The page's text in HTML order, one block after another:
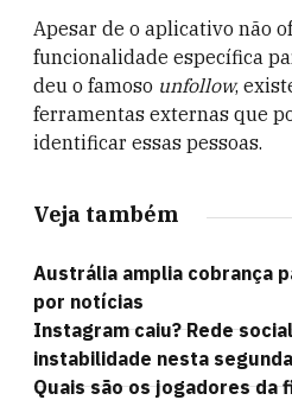
Apesar de o aplicativo não
funcionalidade específica
deu o famoso unfollow,
ferramentas externas que
identificar essas pessoas.
Veja também
Austrália amplia cobrança
por notícias
Instagram caiu? Rede
instabilidade nesta
Quais são os jogadores da